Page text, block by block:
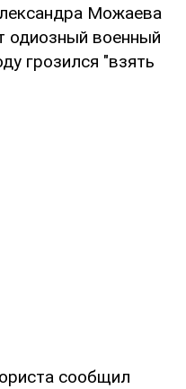
Можаева
одиозный военный
грозился "взять
сообщил